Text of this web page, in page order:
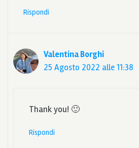
Rispondi
Valentina Borghi
25 Agosto 2022 alle 11:38
Thank you! 🙂
Rispondi